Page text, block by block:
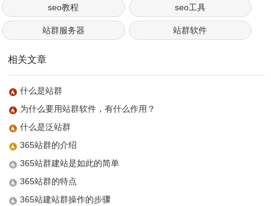
seo教程 seo工具
站群服务器 站群软件
相关文章
什么是站群
为什么要用站群软件，有什么作用？
什么是泛站群
365站群的介绍
365站群建站是如此的简单
365站群的特点
365站建站群操作的步骤